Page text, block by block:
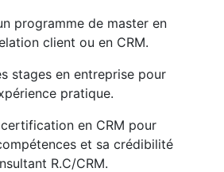
programme de master en
client ou en CRM.
stages en entreprise pour
pratique.
en CRM pour
et sa crédibilité
R.C/CRM.